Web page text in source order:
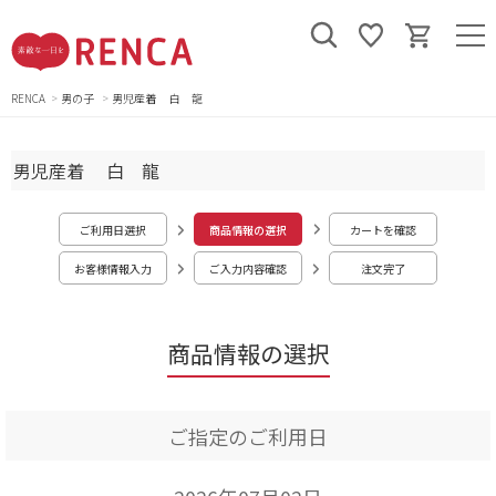
RENCA 男の子 男児産着 白 龍
商品情報の選択
男児産着 白 龍
ご利用日選択 商品情報の選択 カートを確認
お客様情報入力 ご入力内容確認 注文完了
ご指定のご利用日